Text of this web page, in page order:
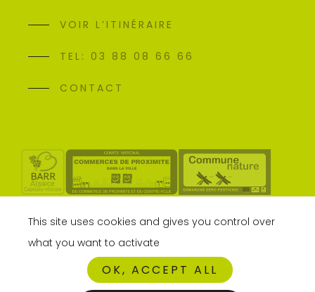
VOIR L’ITINÉRAIRE
TEL: 03 88 08 66 66
CONTACT
This site uses cookies and gives you control over
what you want to activate
OK, ACCEPT ALL